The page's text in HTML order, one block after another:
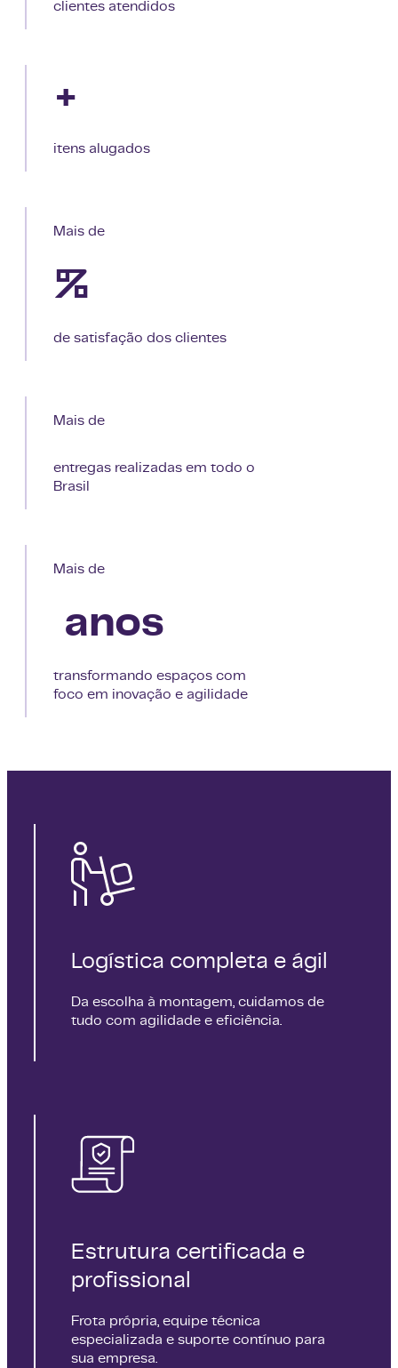
clientes atendidos
+
itens alugados
Mais de
%
de satisfação dos clientes
Mais de
entregas realizadas em todo o
Brasil
Mais de
anos
transformando espaços com
foco em inovação e agilidade
Logística completa e ágil
Da escolha à montagem, cuidamos de
tudo com agilidade e eficiência.
Estrutura certificada e
profissional
Frota própria, equipe técnica
especializada e suporte contínuo para
sua empresa.